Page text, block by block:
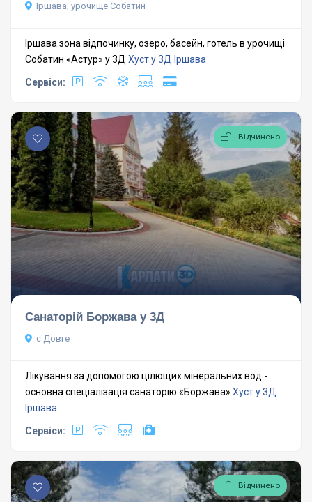
Іршава, урочище Собатин
Іршава зона відпочинку, озеро, басейн, готель в урочищі
Собатин «Астур» у 3Д Хуст у 3Д Іршава
Сервіси:
Відчинено
Санаторій Боржава у 3Д
с.Довге
Лікування за допомогою цілющих мінеральних вод -
основна спеціалізація санаторію «Боржава» Хуст у 3Д
Іршава
Сервіси:
Відчинено